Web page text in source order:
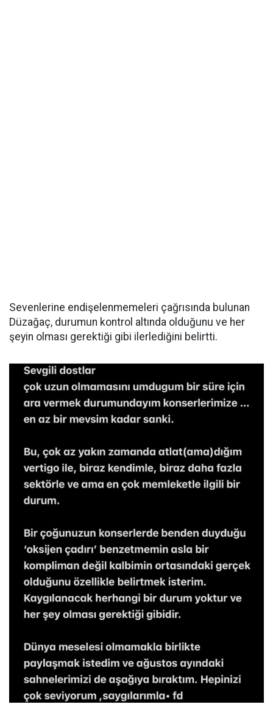
Sevenlerine endişelenmemeleri çağrısında bulunan
Düzağaç, durumun kontrol altında olduğunu ve her
şeyin olması gerektiği gibi ilerlediğini belirtti.